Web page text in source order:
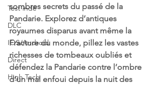
Test indé
DLC
IOS/Android
Direct
High Tech
sombres secrets du passé de la
Pandarie. Explorez d’antiques
royaumes disparus avant même la
Fracture du monde, pillez les vastes
richesses de tombeaux oubliés et
défendez la Pandarie contre l’ombre
d’un mal enfoui depuis la nuit des